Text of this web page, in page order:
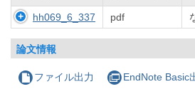
hh069_6_337 pdf
論文情報
ファイル出力 EndNote Basic